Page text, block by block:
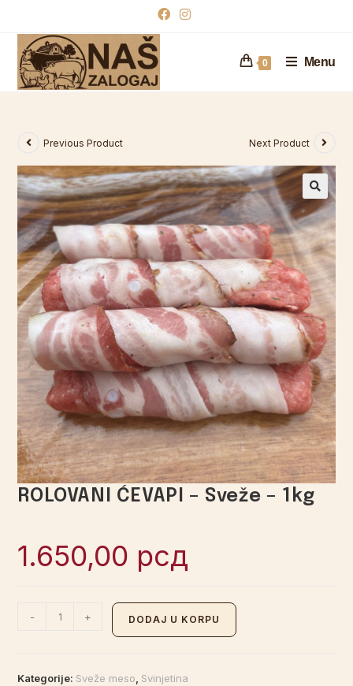
0 Menu
Previous Product Next Product
🔍
ROLOVANI ĆEVAPI – Sveže – 1kg
1.650,00 рсд
- + DODAJ U KORPU
Kategorije: Sveže meso Svinjetina